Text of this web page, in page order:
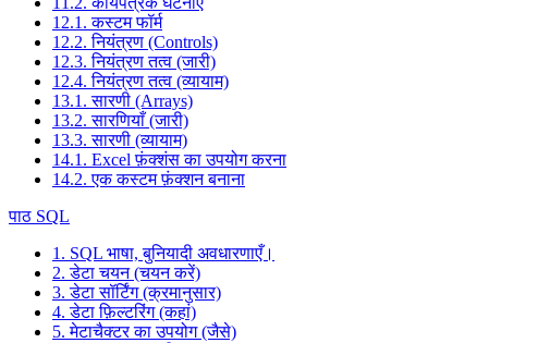
12.1. कस्टम फॉर्म
12.2. नियंत्रण (Controls)
12.3. नियंत्रण तत्व (जारी)
12.4. नियंत्रण तत्व (व्यायाम)
13.1. सारणी (Arrays)
13.2. सारणियाँ (जारी)
13.3. सारणी (व्यायाम)
14.1. Excel फ़ंक्शंस का उपयोग करना
14.2. एक कस्टम फ़ंक्शन बनाना
पाठ SQL
1. SQL भाषा, बुनियादी अवधारणाएँ।
2. डेटा चयन (चयन करें)
3. डेटा सॉर्टिंग (क्रमानुसार)
4. डेटा फ़िल्टरिंग (कहां)
5. मेटाचैक्टर का उपयोग (जैसे)